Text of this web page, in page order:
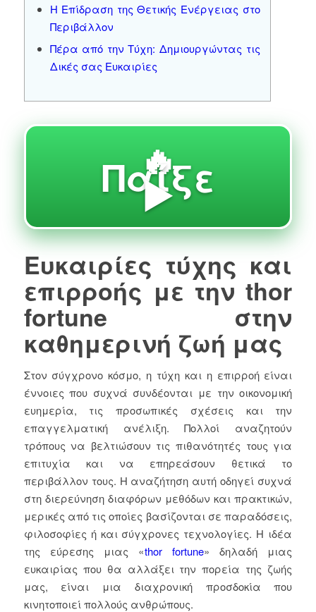
Η Επίδραση της Θετικής Ενέργειας στο
Περιβάλλον
Πέρα από την Τύχη: Δημιουργώντας τις
Δικές σας Ευκαιρίες
🔥
Παίξε
▶️
Ευκαιρίες τύχης και
επιρροής με την thor
fortune στην
καθημερινή ζωή μας
Στον σύγχρονο κόσμο, η τύχη και η επιρροή είναι
έννοιες που συχνά συνδέονται με την οικονομική
ευημερία, τις προσωπικές σχέσεις και την
επαγγελματική ανέλιξη. Πολλοί αναζητούν
τρόπους να βελτιώσουν τις πιθανότητές τους για
επιτυχία και να επηρεάσουν θετικά το
περιβάλλον τους. Η αναζήτηση αυτή οδηγεί συχνά
στη διερεύνηση διαφόρων μεθόδων και πρακτικών,
μερικές από τις οποίες βασίζονται σε παραδόσεις,
φιλοσοφίες ή και σύγχρονες τεχνολογίες. Η ιδέα
της εύρεσης μιας «thor fortune» δηλαδή μιας
ευκαιρίας που θα αλλάξει την πορεία της ζωής
μας, είναι μια διαχρονική προσδοκία που
κινητοποιεί πολλούς ανθρώπους.